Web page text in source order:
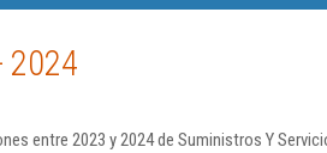
2024
entre 2023 y 2024 de Suministros Y